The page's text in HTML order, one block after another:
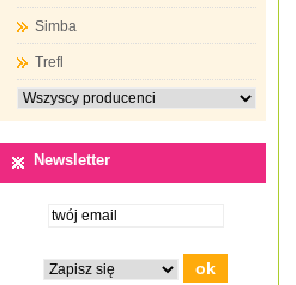
Simba
Trefl
Newsletter